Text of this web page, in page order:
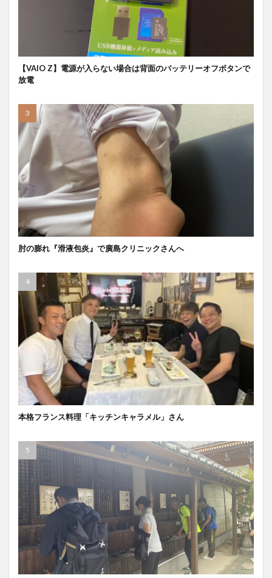
【VAIO Z】電源が入らない場合は背面のバッテリーオフボタンで
放電
肘の膨れ『滑液包炎』で廣島クリニックさんへ
本格フランス料理「キッチンキャラメル」さん